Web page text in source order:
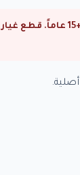
⚠ صيانة غسالات كاريير في المقطم. صيانة غسالات كاريير في القاهرة والجيزة.